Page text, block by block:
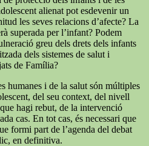
alienat pot esdevenir un
les seves relacions d’afecte? La
superada per l’infant? Podem
greu dels drets dels infants
dels sistemes de salut i
de Família?
humanes i de la salut són múltiples
del seu context, del nivell
hagi rebut, de la intervenció
cas. En tot cas, és necessari que
formi part de l’agenda del debat
en definitiva.